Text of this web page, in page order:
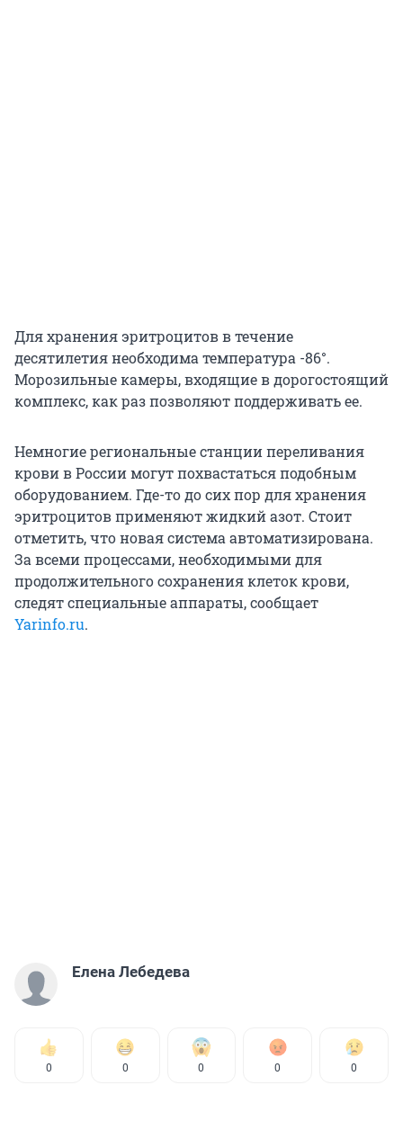
Для хранения эритроцитов в течение
десятилетия необходима температура -86°.
Морозильные камеры, входящие в дорогостоящий
комплекс, как раз позволяют поддерживать ее.
Немногие региональные станции переливания
крови в России могут похвастаться подобным
оборудованием. Где-то до сих пор для хранения
эритроцитов применяют жидкий азот. Стоит
отметить, что новая система автоматизирована.
За всеми процессами, необходимыми для
продолжительного сохранения клеток крови,
следят специальные аппараты, сообщает
Yarinfo.ru.
Елена Лебедева
0 0 0 0 0